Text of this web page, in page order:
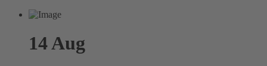
14Aug